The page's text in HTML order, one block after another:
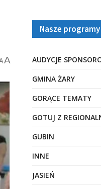
A
Nasze programy
AUDYCJE
GMINA ŻARY
GORĄCE TEMATY
GOTUJ Z
GUBIN
INNE
JASIEŃ